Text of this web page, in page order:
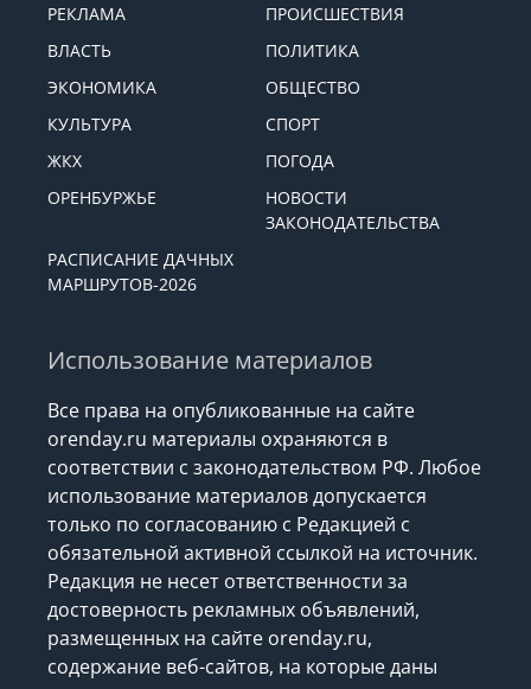
РЕКЛАМА
ПРОИСШЕСТВИЯ
ВЛАСТЬ
ПОЛИТИКА
ЭКОНОМИКА
ОБЩЕСТВО
КУЛЬТУРА
СПОРТ
ЖКХ
ПОГОДА
ОРЕНБУРЖЬЕ
НОВОСТИ
ЗАКОНОДАТЕЛЬСТВА
РАСПИСАНИЕ ДАЧНЫХ
МАРШРУТОВ-2026
Использование материалов
Все права на опубликованные на сайте
orenday.ru материалы охраняются в
соответствии с законодательством РФ. Любое
использование материалов допускается
только по согласованию с Редакцией с
обязательной активной ссылкой на источник.
Редакция не несет ответственности за
достоверность рекламных объявлений,
размещенных на сайте orenday.ru,
содержание веб-сайтов, на которые даны